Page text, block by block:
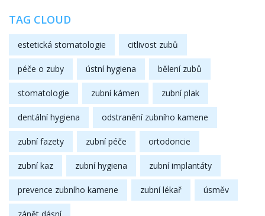
TAG CLOUD
estetická stomatologie citlivost zubů
péče o zuby ústní hygiena bělení zubů
stomatologie zubní kámen zubní plak
dentální hygiena odstranění zubního kamene
zubní fazety zubní péče ortodoncie
zubní kaz zubní hygiena zubní implantáty
prevence zubního kamene zubní lékař úsměv